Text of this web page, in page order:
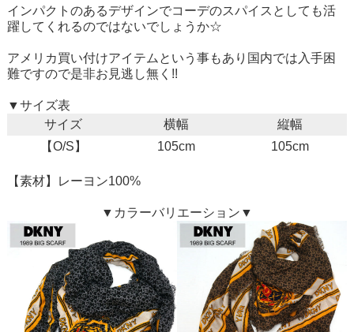
インパクトのあるデザインでコーデのスパイスとしても活
躍してくれるのではないでしょうか☆
アメリカ買い付けアイテムという事もあり国内では入手困
難ですので是非お見逃し無く!!
▼サイズ表
サイズ
横幅
縦幅
【O/S】
105cm 105cm
【素材】レーヨン100%
▼カラーバリエーション▼